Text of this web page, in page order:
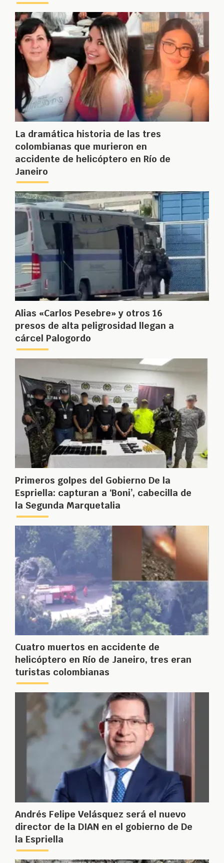
La dramática historia de las tres
colombianas que murieron en
accidente de helicóptero en Río de
Janeiro
Alias «Carlos Pesebre» y otros 16
presos de alta peligrosidad llegan a
cárcel Palogordo
Primeros golpes del Gobierno De la
Espriella: capturan a ‘Boni’, cabecilla de
la Segunda Marquetalia
Cuatro muertos en accidente de
helicóptero en Río de Janeiro, tres eran
turistas colombianas
Andrés Felipe Velásquez será el nuevo
director de la DIAN en el gobierno de De
la Espriella